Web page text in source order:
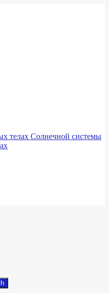
телах Солнечной системы